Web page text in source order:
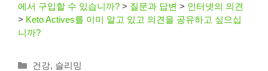
에서 구입할 수 있습니까? > 질문과 답변 > 인터넷의 의견
> Keto Actives를 이미 알고 있고 의견을 공유하고 싶으십
니까?
Categories
건강, 슬리밍